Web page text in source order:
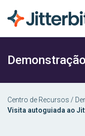
Demonstração
Centro de Recursos /
Visita autoguiada ao